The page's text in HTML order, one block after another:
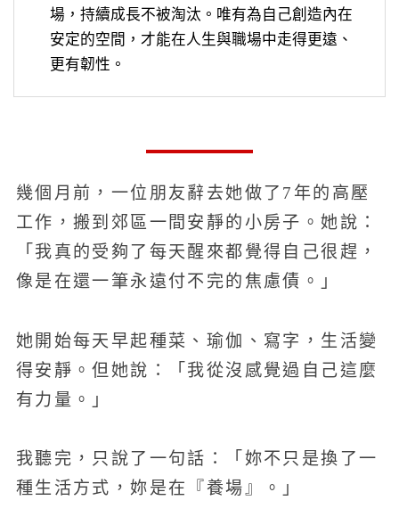
場，持續成長不被淘汰。唯有為自己創造內在
安定的空間，才能在人生與職場中走得更遠、
更有韌性。
幾個月前，一位朋友辭去她做了7年的高壓
工作，搬到郊區一間安靜的小房子。她說：
「我真的受夠了每天醒來都覺得自己很趕，
像是在還一筆永遠付不完的焦慮債。」
她開始每天早起種菜、瑜伽、寫字，生活變
得安靜。但她說：「我從沒感覺過自己這麼
有力量。」
我聽完，只說了一句話：「妳不只是換了一
種生活方式，妳是在『養場』。」